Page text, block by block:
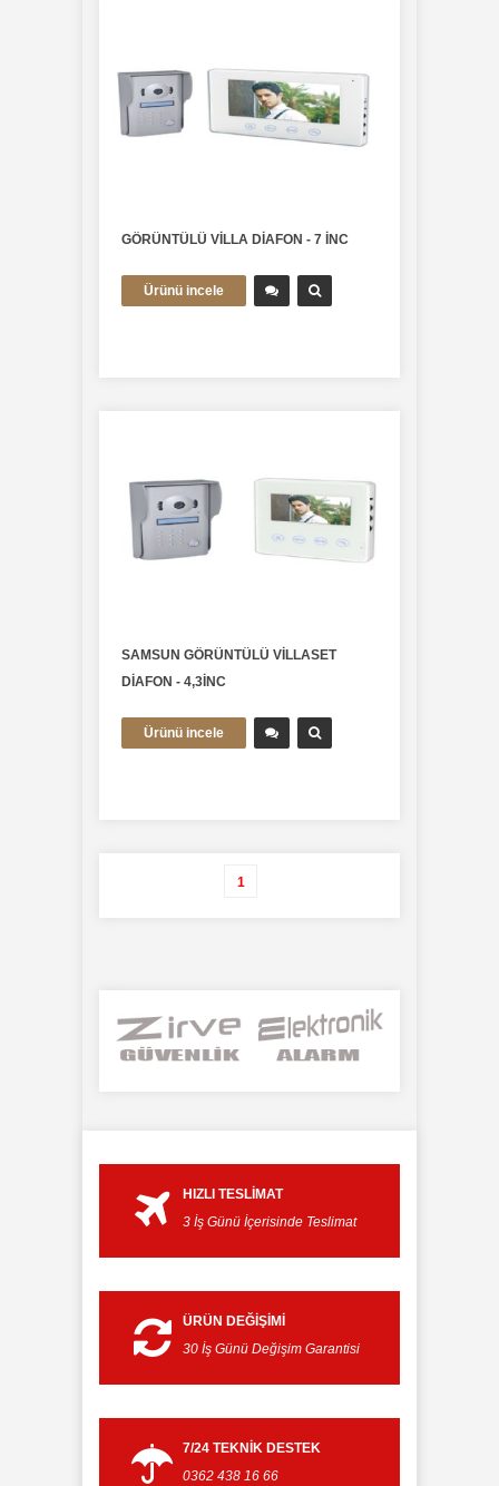
GÖRÜNTÜLÜ VİLLA DİAFON - 7 İNC
Ürünü incele
SAMSUN GÖRÜNTÜLÜ VİLLASET
DİAFON - 4,3İNC
Ürünü incele
1
HIZLI TESLIMAT
3 İş Günü İçerisinde Teslimat
ÜRÜN DEĞIŞIMI
30 İş Günü Değişim Garantisi
7/24 TEKNIK DESTEK
0362 438 16 66